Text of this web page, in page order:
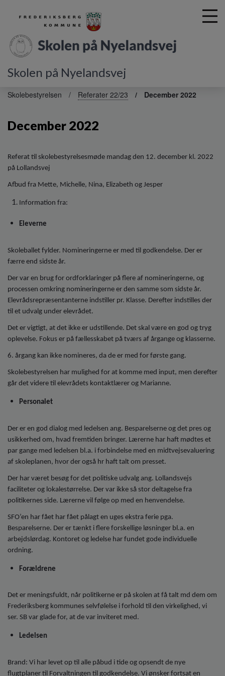
Skolen på Nyelandsvej
Skolebestyrelsen Referater 22/23 December 2022
December 2022
Referat til skolebestyrelsesmøde mandag den 12. december kl. 2022
på Lollandsvej
Afbud fra Mette, Michelle, Nina, Elizabeth og Jesper
Information fra:
Eleverne
Skoleballet fylder. Nomineringerne er med til godkendelse. Der er
færre end sidste år.
Der var en brug for ordforklaringer på flere af nomineringerne, og
processen omkring nomineringerne er den samme som sidste år.
Elevrådsrepræsentanterne indstiller pr. Klasse. Derefter indstilles der
til et udvalg under elevrådet.
Det er vigtigt, at det ikke er udstillende. Det skal være en god og tryg
oplevelse. Fokus er på fællesskabet på tværs af årgange og klasserne.
6. årgang kan ikke nomineres, da de er med for første gang.
Skolebestyrelsen har mulighed for at komme med input, men derefter
går det videre til elevrådets kontaktlærer og Marianne.
Personalet
Der er en god dialog med ledelsen ang. Besparelserne og det pres og
usikkerhed om, hvad fremtiden bringer. Lærerne har haft mødtes et
par gange med ledelsen bl.a. i forbindelse med en midtvejsevaluering
af skoleplanen, hvor der også hr haft talt om presset.
Der har været besøg for det politiske udvalg ang. Lollandsvejs
faciliteter og lokalestørrelse. Der var ikke så stor deltagelse fra
politikernes side. Lærerne vil følge op med en henvendelse.
SFO’en har fået har fået pålagt en uges ekstra ferie pga.
Besparelserne. Der er tænkt i flere forskellige løsninger bl.a. en
arbejdslørdag. Kontoret og ledelse har fundet gode individuelle
ordning.
Forældrene
Det er meningsfuldt, når politikerne er på skolen at få talt md dem om
Frederiksberg kommunes selvfølelse i forhold til den virkelighed, vi
ser. SB var glade for, at de var inviteret med.
Ledelsen
Brand: Vi har levet op til alle påbud i tide og opsendt de nye
flugtplaner til Forvaltningen til godkendelse. Vi ønsker fortsat en